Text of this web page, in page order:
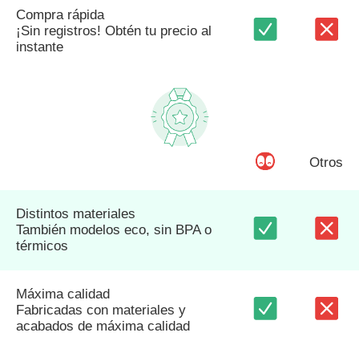
Compra rápida
¡Sin registros! Obtén tu precio al
instante
Otros
Distintos materiales
También modelos eco, sin BPA o
térmicos
Máxima calidad
Fabricadas con materiales y
acabados de máxima calidad